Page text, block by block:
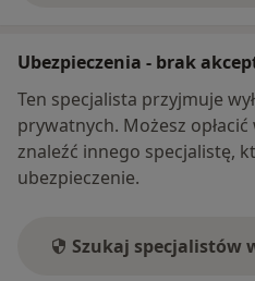
Ubezpieczenia - brak
Ten specjalista przyjmuje
prywatnych. Możesz
znaleźć innego specjalistę,
ubezpieczenie.
Szukaj specjalistów